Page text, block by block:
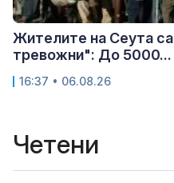
Жителите на Сеута
тревожни": До 5000...
16:37 • 06.08.26
Четени